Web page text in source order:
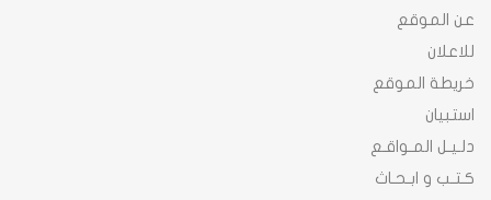
عن الموقع
للاعلان
خريطة الموقع
استبيان
دلـيـل المـواقـع
كـتـب و ابـحـاث